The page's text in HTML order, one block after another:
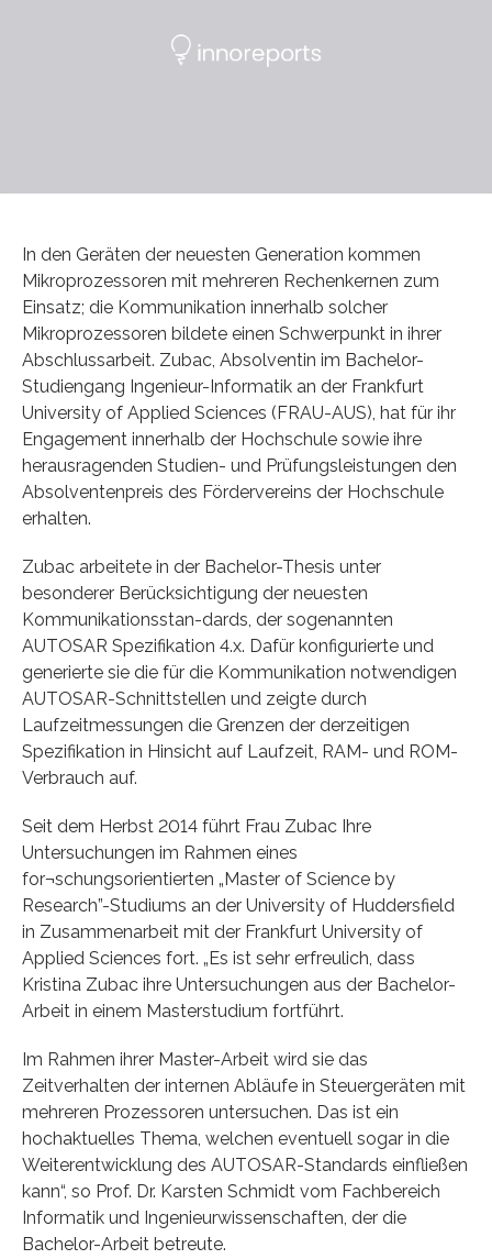
In den Geräten der neuesten Generation kommen
Mikroprozessoren mit mehreren Rechenkernen zum
Einsatz; die Kommunikation innerhalb solcher
Mikroprozessoren bildete einen Schwerpunkt in ihrer
Abschlussarbeit. Zubac, Absolventin im Bachelor-
Studiengang Ingenieur-Informatik an der Frankfurt
University of Applied Sciences (FRAU-AUS), hat für ihr
Engagement innerhalb der Hochschule sowie ihre
herausragenden Studien- und Prüfungsleistungen den
Absolventenpreis des Fördervereins der Hochschule
erhalten.
Zubac arbeitete in der Bachelor-Thesis unter
besonderer Berücksichtigung der neuesten
Kommunikationsstan-dards, der sogenannten
AUTOSAR Spezifikation 4.x. Dafür konfigurierte und
generierte sie die für die Kommunikation notwendigen
AUTOSAR-Schnittstellen und zeigte durch
Laufzeitmessungen die Grenzen der derzeitigen
Spezifikation in Hinsicht auf Laufzeit, RAM- und ROM-
Verbrauch auf.
Seit dem Herbst 2014 führt Frau Zubac Ihre
Untersuchungen im Rahmen eines
for¬schungsorientierten „Master of Science by
Research”-Studiums an der University of Huddersfield
in Zusammenarbeit mit der Frankfurt University of
Applied Sciences fort. „Es ist sehr erfreulich, dass
Kristina Zubac ihre Untersuchungen aus der Bachelor-
Arbeit in einem Masterstudium fortführt.
Im Rahmen ihrer Master-Arbeit wird sie das
Zeitverhalten der internen Abläufe in Steuergeräten mit
mehreren Prozessoren untersuchen. Das ist ein
hochaktuelles Thema, welchen eventuell sogar in die
Weiterentwicklung des AUTOSAR-Standards einfließen
kann“, so Prof. Dr. Karsten Schmidt vom Fachbereich
Informatik und Ingenieurwissenschaften, der die
Bachelor-Arbeit betreute.